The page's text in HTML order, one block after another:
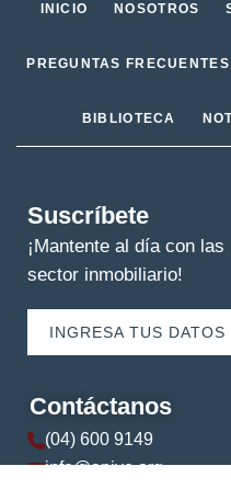
INICIO NOSOTROS
PREGUNTAS FRECUENTES
BIBLIOTECA
Suscríbete
¡Mantente al día con
sector inmobiliario!
INGRESA TUS DATOS
Contáctanos
(04) 600 9149
info@apive.org